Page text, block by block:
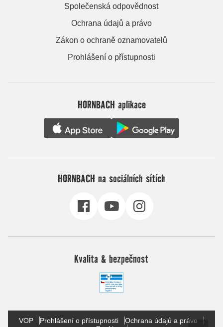
Společenská odpovědnost
Ochrana údajů a právo
Zákon o ochraně oznamovatelů
Prohlášení o přístupnosti
HORNBACH aplikace
HORNBACH na sociálních sítích
Kvalita & bezpečnost
VOP Prohlášení o přístupnosti
Ochrana údajů a právo